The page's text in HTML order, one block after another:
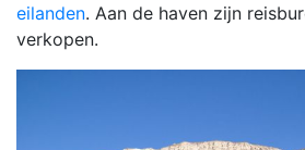
eilanden. Aan de haven zijn
verkopen.